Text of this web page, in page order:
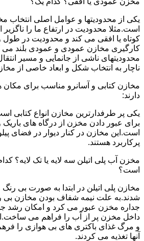
یکی از محدودیتها و عوامل اصلی
است.مثلا محدودیت در ارتفاع ما را
کوتاه یا افقی می کند و محدودیت در طول
کارگیری مخازن عمودی و عمودی بلند می
محدودیتهای ناشی از جانمایی و مسیر
ناچار به انتخاب شکل و ابعاد خاصی از
مخازن کتابی و آسانرو مناسب برای
دارند:
یکی پر طرفدارترین مخازن انواع کتابی
برای عبور دادن مخزن از درگاه های
است.این مخازن در کنار دیوار در فضای
پرکاربرد هستند.
مخزن آب پلی اتیلن سه لایه یا تک لایه؟
است؟
مخازن پلی اتیلن در ابتدا به صورت بی رنگ
شدند.به علت نیمه شفاف بودن مخازن بی
جداره مخزن عبور می کرد و امکان رشد
داخل مخزن پر از آب را فراهم می
و مرگ غذای باکتری های بی هوازی را
آنها تغذیه می کردند.